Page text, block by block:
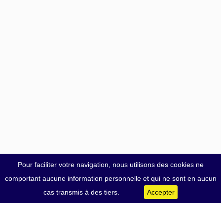
Pour faciliter votre navigation, nous utilisons des cookies ne
comportant aucune information personnelle et qui ne sont en aucun
cas transmis à des tiers.
Accepter